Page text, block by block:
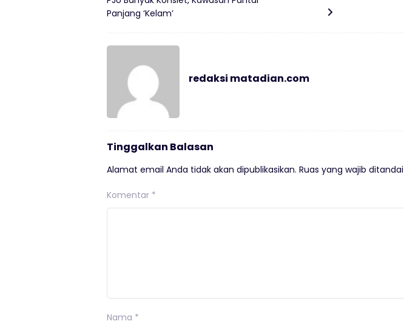
Panjang ‘Kelam’
redaksi matadian.com
Tinggalkan Balasan
Alamat email Anda tidak akan dipublikasikan. Ruas yang wajib ditandai
Komentar *
Nama *